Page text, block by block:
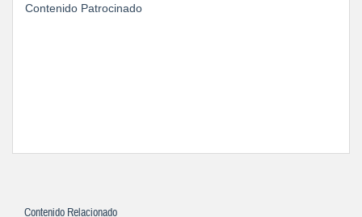
Contenido Patrocinado
Contenido Relacionado